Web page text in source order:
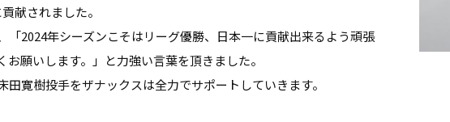
献されました。
「2024年シーズンこそはリーグ優勝、日本一に貢献出来るよう頑張
お願いします。」と力強い言葉を頂きました。
田寛樹投手をザナックスは全力でサポートしていきます。